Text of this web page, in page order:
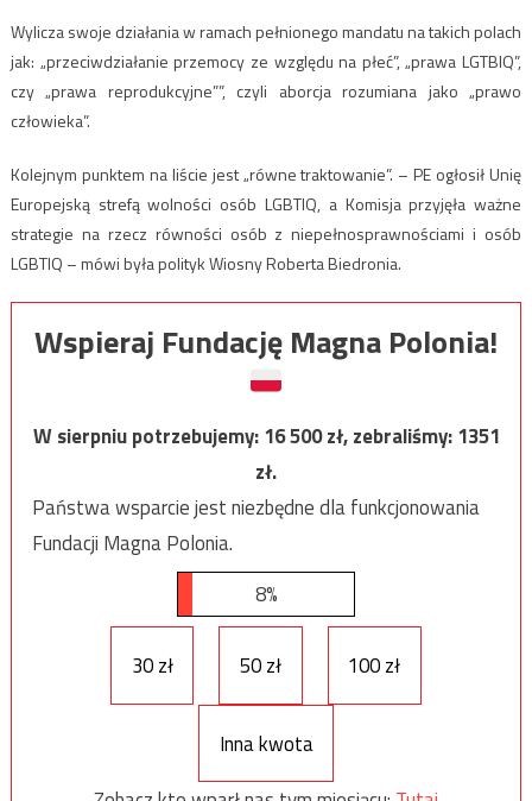
Wylicza swoje działania w ramach pełnionego mandatu na takich polach
jak: „przeciwdziałanie przemocy ze względu na płeć”, „prawa LGTBIQ”,
czy „prawa reprodukcyjne””, czyli aborcja rozumiana jako „prawo
człowieka”.
Kolejnym punktem na liście jest „równe traktowanie”. – PE ogłosił Unię
Europejską strefą wolności osób LGBTIQ, a Komisja przyjęła ważne
strategie na rzecz równości osób z niepełnosprawnościami i osób
LGBTIQ – mówi była polityk Wiosny Roberta Biedronia.
Wspieraj Fundację Magna Polonia!
W sierpniu potrzebujemy:16 500zł, zebraliśmy:1351
zł.
Państwa wsparcie jest niezbędne dla funkcjonowania
Fundacji Magna Polonia.
8%
30 zł 50 zł 100 zł
Inna kwota